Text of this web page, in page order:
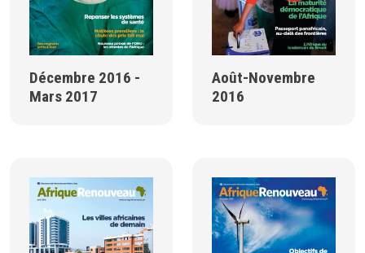
Décembre 2016 -
Mars 2017
Août-Novembre
2016